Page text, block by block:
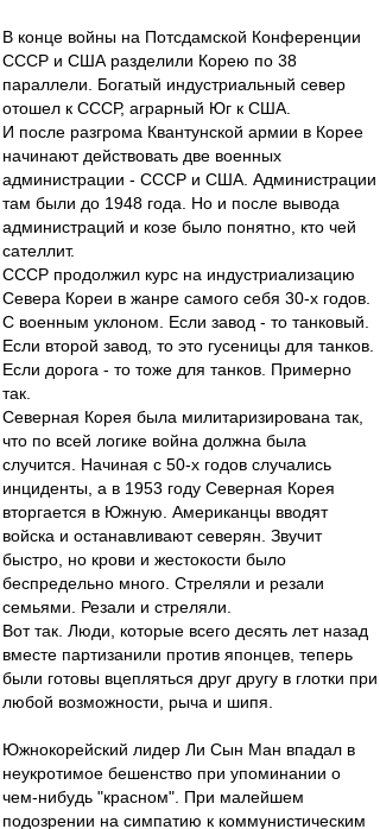
В конце войны на Потсдамской Конференции
СССР и США разделили Корею по 38
параллели. Богатый индустриальный север
отошел к СССР, аграрный Юг к США.
И после разгрома Квантунской армии в Корее
начинают действовать две военных
администрации - СССР и США. Администрации
там были до 1948 года. Но и после вывода
администраций и козе было понятно, кто чей
сателлит.
СССР продолжил курс на индустриализацию
Севера Кореи в жанре самого себя 30-х годов.
С военным уклоном. Если завод - то танковый.
Если второй завод, то это гусеницы для танков.
Если дорога - то тоже для танков. Примерно
так.
Северная Корея была милитаризирована так,
что по всей логике война должна была
случится. Начиная с 50-х годов случались
инциденты, а в 1953 году Северная Корея
вторгается в Южную. Американцы вводят
войска и останавливают северян. Звучит
быстро, но крови и жестокости было
беспредельно много. Стреляли и резали
семьями. Резали и стреляли.
Вот так. Люди, которые всего десять лет назад
вместе партизанили против японцев, теперь
были готовы вцепляться друг другу в глотки при
любой возможности, рыча и шипя.
Южнокорейский лидер Ли Сын Ман впадал в
неукротимое бешенство при упоминании о
чем-нибудь "красном". При малейшем
подозрении на симпатию к коммунистическим